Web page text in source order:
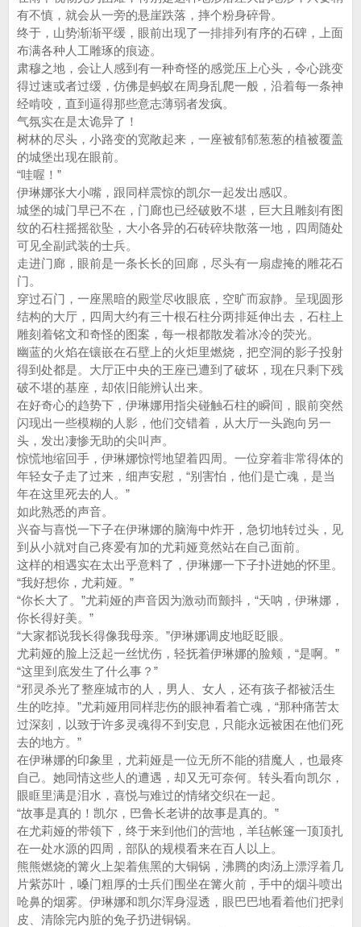
有不慎，就会从一旁的悬崖跌落，摔个粉身碎骨。
终于，山势渐渐平缓，眼前出现了一排排列有序的石碑，上面
布满各种人工雕琢的痕迹。
肃穆之地，会让人感到有一种奇怪的感觉压上心头，令心跳变
得过速或者过缓，仿佛是蚂蚁在周身乱爬一般，沿着每一条神
经啃咬，直到逼得那些意志薄弱者发疯。
气氛实在是太诡异了！
树林的尽头，小路变的宽敞起来，一座被郁郁葱葱的植被覆盖
的城堡出现在眼前。
“哇喔！”
伊琳娜张大小嘴，跟同样震惊的凯尔一起发出感叹。
城堡的城门早已不在，门廊也已经破败不堪，巨大且雕刻有图
纹的石柱摇摇欲坠，大小各异的石砖碎块散落一地，四周随处
可见全副武装的士兵。
走进门廊，眼前是一条长长的回廊，尽头有一扇虚掩的雕花石
门。
穿过石门，一座黑暗的殿堂尽收眼底，空旷而寂静。呈现圆形
结构的大厅，四周大约有三十根石柱分两排延伸出去，石柱上
雕刻着铭文和奇怪的图案，每一根都散发着冰冷的荧光。
幽蓝的火焰在镶嵌在石壁上的火炬里燃烧，把空洞的影子投射
得到处都是。大厅正中央的王座已遭到了破坏，现在只剩下残
破不堪的基座，却依旧能辨认出来。
在好奇心的趋势下，伊琳娜用指尖碰触石柱的瞬间，眼前突然
闪现出一些模糊的人影，他们交错着，从大厅一头跑向另一
头，发出凄惨无助的尖叫声。
惊慌地缩回手，伊琳娜惊愕地望着四周。一位穿着非常得体的
年轻女子走了过来，细声安慰，“别害怕，他们是亡魂，是当
年在这里死去的人。”
如此熟悉的声音。
兴奋与喜悦一下子在伊琳娜的脑海中炸开，急切地转过头，见
到从小就对自己疼爱有加的尤莉娅竟然站在自己面前。
这样的相遇实在太出乎意料了，伊琳娜一下子扑进她的怀里。
“我好想你，尤莉娅。”
“你长大了。”尤莉娅的声音因为激动而颤抖，“天呐，伊琳娜，
你长得好美。”
“大家都说我长得像我母亲。”伊琳娜调皮地眨眨眼。
尤莉娅的脸上泛起一丝忧伤，轻抚着伊琳娜的脸颊，“是啊。”
“这里到底发生了什么事？”
“邪灵杀光了整座城市的人，男人、女人，还有孩子都被活生
生的吃掉。”尤莉娅用同样悲伤的眼神看着亡魂，“那种痛苦太
过深刻，以致于许多灵魂得不到安息，只能永远被困在他们死
去的地方。”
在伊琳娜的印象里，尤莉娅是一位无所不能的猎魔人，也最疼
自己。她同情这些人的遭遇，却又无可奈何。转头看向凯尔，
眼眶里满是泪水，喜悦与难过的情绪交织在一起。
“故事是真的！凯尔，巴鲁长老讲的故事是真的。”
在尤莉娅的带领下，终于来到他们的营地，羊毡帐篷一顶顶扎
在一处水源的四周，部队的规模看来在百人以上。
熊熊燃烧的篝火上架着焦黑的大铜锅，沸腾的肉汤上漂浮着几
片紫苏叶，嗓门粗厚的士兵们围坐在篝火前，手中的烟斗喷出
呛鼻的烟雾。伊琳娜和凯尔浑身湿透，眼巴巴地看着他们把剥
皮、清除完内脏的兔子扔进铜锅。